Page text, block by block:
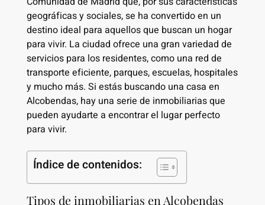
geográficas y sociales, se ha convertido en un
destino ideal para aquellos que buscan un hogar
para vivir. La ciudad ofrece una gran variedad de
servicios para los residentes, como una red de
transporte eficiente, parques, escuelas, hospitales
y mucho más. Si estás buscando una casa en
Alcobendas, hay una serie de inmobiliarias que
pueden ayudarte a encontrar el lugar perfecto
para vivir.
Índice de contenidos:
Tipos de inmobiliarias en Alcobendas